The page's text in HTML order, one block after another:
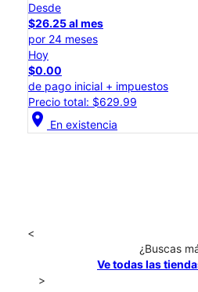
Desde
$26.25 al mes
por 24 meses
Hoy
$0.00
de pago inicial + impuestos
Precio total: $629.99
location_on En existencia
<
¿Buscas
Ve todas las
>